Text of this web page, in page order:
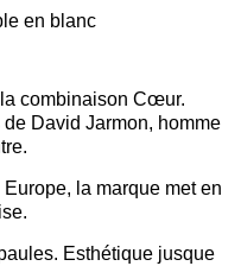
en blanc
combinaison Cœur.
David Jarmon, homme
la marque met en
Esthétique jusque